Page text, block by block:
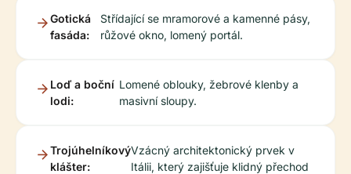
Gotická
fasáda:
Střídající se mramorové a kamenné pásy,
růžové okno, lomený portál.
Loď a boční
lodi:
Lomené oblouky, žebrové klenby a
masivní sloupy.
Trojúhelníkový
klášter:
Vzácný architektonický prvek v
Itálii, který zajišťuje klidný přechod